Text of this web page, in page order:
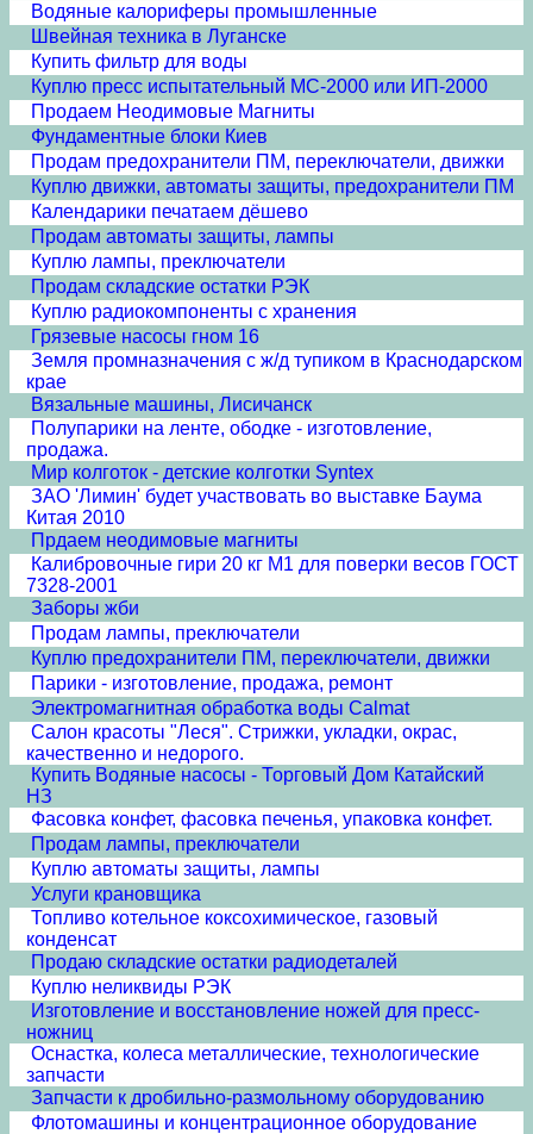
Водяные калориферы промышленные
Швейная техника в Луганске
Купить фильтр для воды
Куплю пресс испытательный МС-2000 или ИП-2000
Продаем Неодимовые Магниты
Фундаментные блоки Киев
Продам предохранители ПМ, переключатели, движки
Куплю движки, автоматы защиты, предохранители ПМ
Календарики печатаем дёшево
Продам автоматы защиты, лампы
Куплю лампы, преключатели
Продам складские остатки РЭК
Куплю радиокомпоненты с хранения
Грязевые насосы гном 16
Земля промназначения с ж/д тупиком в Краснодарском
крае
Вязальные машины, Лисичанск
Полупарики на ленте, ободке - изготовление,
продажа.
Мир колготок - детские колготки Syntex
ЗАО 'Лимин' будет участвовать во выставке Баума
Китая 2010
Прдаем неодимовые магниты
Калибровочные гири 20 кг М1 для поверки весов ГОСТ
7328-2001
Заборы жби
Продам лампы, преключатели
Куплю предохранители ПМ, переключатели, движки
Парики - изготовление, продажа, ремонт
Электромагнитная обработка воды Calmat
Cалон красоты "Леся". Стрижки, укладки, окрас,
качественно и недорого.
Купить Водяные насосы - Торговый Дом Катайский
НЗ
Фасовка конфет, фасовка печенья, упаковка конфет.
Продам лампы, преключатели
Куплю автоматы защиты, лампы
Услуги крановщика
Топливо котельное коксохимическое, газовый
конденсат
Продаю складские остатки радиодеталей
Куплю неликвиды РЭК
Изготовление и восстановление ножей для пресс-
ножниц
Оснастка, колеса металлические, технологические
запчасти
Запчасти к дробильно-размольному оборудованию
Флотомашины и концентрационное оборудование